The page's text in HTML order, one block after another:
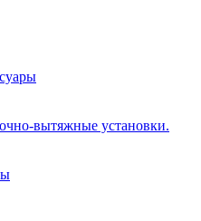
вытяжные установки.